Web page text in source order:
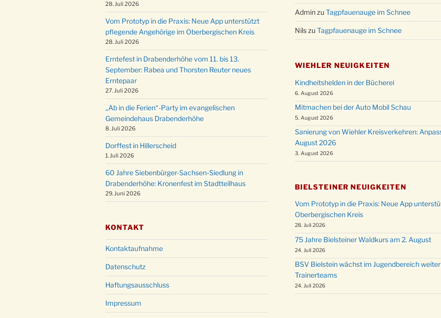
28. Juli 2026
Vom Prototyp in die Praxis: Neue App unterstützt
pflegende Angehörige im Oberbergischen Kreis
28. Juli 2026
Erntefest in Drabenderhöhe vom 11. bis 13.
September: Rabea und Thorsten Reuter neues
Erntepaar
27. Juli 2026
„Ab in die Ferien“-Party im evangelischen
Gemeindehaus Drabenderhöhe
8. Juli 2026
Dorffest in Hillerscheid
1. Juli 2026
60 Jahre Siebenbürger-Sachsen-Siedlung in
Drabenderhöhe: Kronenfest im Stadtteilhaus
29. Juni 2026
KONTAKT
Kontaktaufnahme
Datenschutz
Haftungsausschluss
Impressum
Adminzu Tagpfauenauge im Schnee
Nilszu Tagpfauenauge im Schnee
WIEHLER NEUIGKEITEN
Kindheitshelden in der Bücherei
6. August 2026
Mitmachen bei der Auto Mobil Schau
5. August 2026
Sanierung von Wiehler Kreisverkehren:
August 2026
3. August 2026
BIELSTEINER NEUIGKEITEN
Vom Prototyp in die Praxis: Neue App
Oberbergischen Kreis
28. Juli 2026
75 Jahre Bielsteiner Waldkurs am 2. August
24. Juli 2026
BSV Bielstein wächst im Jugendbereich
Trainerteams
24. Juli 2026